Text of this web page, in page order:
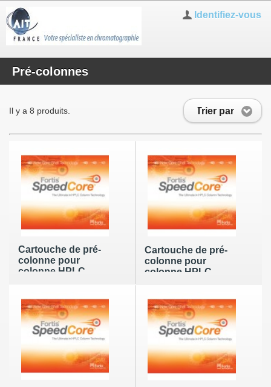
Identifiez-vous
Pré-colonnes
Trier par
Il y a 8 produits.
Cartouche de pré-
colonne pour
colonne HPLC
10mm x 4mm .2pk
Cartouche de pré-
colonne pour
colonne HPLC
10mm x 4mm .4pk